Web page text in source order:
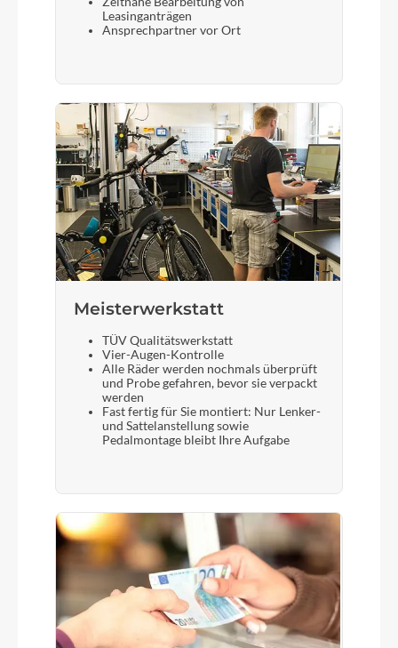
Leasinganträgen
Ansprechpartner vor Ort
Meisterwerkstatt
TÜV Qualitätswerkstatt
Vier-Augen-Kontrolle
Alle Räder werden nochmals überprüft
und Probe gefahren, bevor sie verpackt
werden
Fast fertig für Sie montiert: Nur Lenker-
und Sattelanstellung sowie
Pedalmontage bleibt Ihre Aufgabe